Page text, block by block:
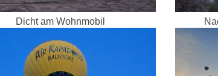
Dicht am Wohnmobil